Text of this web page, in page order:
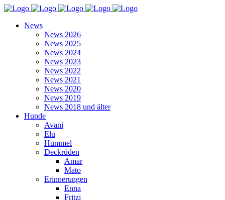
News
News 2026
News 2025
News 2024
News 2023
News 2022
News 2021
News 2020
News 2019
News 2018 und älter
Hunde
Avani
Elu
Hummel
Deckrüden
Amar
Mato
Erinnerungen
Enna
Fritzi